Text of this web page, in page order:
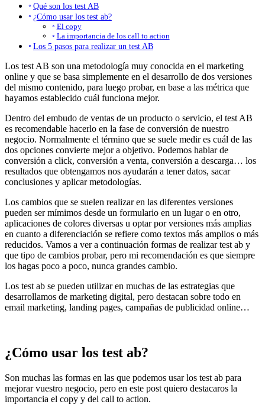
Qué son los test AB
¿Cómo usar los test ab?
El copy
La importancia de los call to action
Los 5 pasos para realizar un test AB
Los test AB son una metodología muy conocida en el marketing
online y que se basa simplemente en el desarrollo de dos versiones
del mismo contenido, para luego probar, en base a las métrica que
hayamos establecido cuál funciona mejor.
Dentro del embudo de ventas de un producto o servicio, el test AB
es recomendable hacerlo en la fase de conversión de nuestro
negocio. Normalmente el término que se suele medir es cuál de las
dos opciones convierte mejor a objetivo. Podemos hablar de
conversión a click, conversión a venta, conversión a descarga… los
resultados que obtengamos nos ayudarán a tener datos, sacar
conclusiones y aplicar metodologías.
Los cambios que se suelen realizar en las diferentes versiones
pueden ser mímimos desde un formulario en un lugar o en otro,
aplicaciones de colores diversas u optar por versiones más amplias
en cuanto a diferenciación se refiere como textos más amplios o más
reducidos. Vamos a ver a continuación formas de realizar test ab y
que tipo de cambios probar, pero mi recomendación es que siempre
los hagas poco a poco, nunca grandes cambio.
Los test ab se pueden utilizar en muchas de las estrategias que
desarrollamos de marketing digital, pero destacan sobre todo en
email marketing, landing pages, campañas de publicidad online…
¿Cómo usar los test ab?
Son muchas las formas en las que podemos usar los test ab para
mejorar vuestro negocio, pero en este post quiero destacaros la
importancia el copy y del call to action.